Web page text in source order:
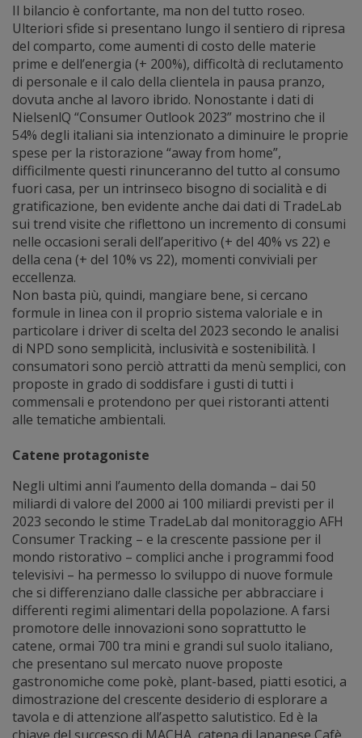
Il bilancio è confortante, ma non del tutto roseo.
Ulteriori sfide si presentano lungo il sentiero di ripresa
del comparto, come aumenti di costo delle materie
prime e dell’energia (+ 200%), difficoltà di reclutamento
di personale e il calo della clientela in pausa pranzo,
dovuta anche al lavoro ibrido. Nonostante i dati di
NielsenlQ “Consumer Outlook 2023” mostrino che il
54% degli italiani sia intenzionato a diminuire le proprie
spese per la ristorazione “away from home”,
difficilmente questi rinunceranno del tutto al consumo
fuori casa, per un intrinseco bisogno di socialità e di
gratificazione, ben evidente anche dai dati di TradeLab
sui trend visite che riflettono un incremento di consumi
nelle occasioni serali dell’aperitivo (+ del 40% vs 22) e
della cena (+ del 10% vs 22), momenti conviviali per
eccellenza.
Non basta più, quindi, mangiare bene, si cercano
formule in linea con il proprio sistema valoriale e in
particolare i driver di scelta del 2023 secondo le analisi
di NPD sono semplicità, inclusività e sostenibilità. I
consumatori sono perciò attratti da menù semplici, con
proposte in grado di soddisfare i gusti di tutti i
commensali e protendono per quei ristoranti attenti
alle tematiche ambientali.
Catene protagoniste
Negli ultimi anni l’aumento della domanda – dai 50
miliardi di valore del 2000 ai 100 miliardi previsti per il
2023 secondo le stime TradeLab dal monitoraggio AFH
Consumer Tracking – e la crescente passione per il
mondo ristorativo – complici anche i programmi food
televisivi – ha permesso lo sviluppo di nuove formule
che si differenziano dalle classiche per abbracciare i
differenti regimi alimentari della popolazione. A farsi
promotore delle innovazioni sono soprattutto le
catene, ormai 700 tra mini e grandi sul suolo italiano,
che presentano sul mercato nuove proposte
gastronomiche come pokè, plant-based, piatti esotici, a
dimostrazione del crescente desiderio di esplorare a
tavola e di attenzione all’aspetto salutistico. Ed è la
chiave del successo di MACHA, catena di Japanese Cafè,